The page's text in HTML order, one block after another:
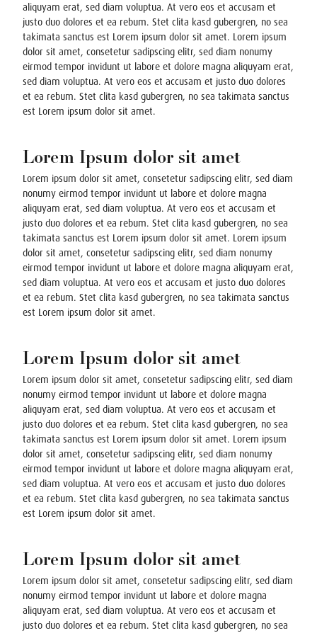
aliquyam erat, sed diam voluptua. At vero eos et accusam et
justo duo dolores et ea rebum. Stet clita kasd gubergren, no sea
takimata sanctus est Lorem ipsum dolor sit amet. Lorem ipsum
dolor sit amet, consetetur sadipscing elitr, sed diam nonumy
eirmod tempor invidunt ut labore et dolore magna aliquyam erat,
sed diam voluptua. At vero eos et accusam et justo duo dolores
et ea rebum. Stet clita kasd gubergren, no sea takimata sanctus
est Lorem ipsum dolor sit amet.
Lorem Ipsum dolor sit amet
Lorem ipsum dolor sit amet, consetetur sadipscing elitr, sed diam
nonumy eirmod tempor invidunt ut labore et dolore magna
aliquyam erat, sed diam voluptua. At vero eos et accusam et
justo duo dolores et ea rebum. Stet clita kasd gubergren, no sea
takimata sanctus est Lorem ipsum dolor sit amet. Lorem ipsum
dolor sit amet, consetetur sadipscing elitr, sed diam nonumy
eirmod tempor invidunt ut labore et dolore magna aliquyam erat,
sed diam voluptua. At vero eos et accusam et justo duo dolores
et ea rebum. Stet clita kasd gubergren, no sea takimata sanctus
est Lorem ipsum dolor sit amet.
Lorem Ipsum dolor sit amet
Lorem ipsum dolor sit amet, consetetur sadipscing elitr, sed diam
nonumy eirmod tempor invidunt ut labore et dolore magna
aliquyam erat, sed diam voluptua. At vero eos et accusam et
justo duo dolores et ea rebum. Stet clita kasd gubergren, no sea
takimata sanctus est Lorem ipsum dolor sit amet. Lorem ipsum
dolor sit amet, consetetur sadipscing elitr, sed diam nonumy
eirmod tempor invidunt ut labore et dolore magna aliquyam erat,
sed diam voluptua. At vero eos et accusam et justo duo dolores
et ea rebum. Stet clita kasd gubergren, no sea takimata sanctus
est Lorem ipsum dolor sit amet.
Lorem Ipsum dolor sit amet
Lorem ipsum dolor sit amet, consetetur sadipscing elitr, sed diam
nonumy eirmod tempor invidunt ut labore et dolore magna
aliquyam erat, sed diam voluptua. At vero eos et accusam et
justo duo dolores et ea rebum. Stet clita kasd gubergren, no sea